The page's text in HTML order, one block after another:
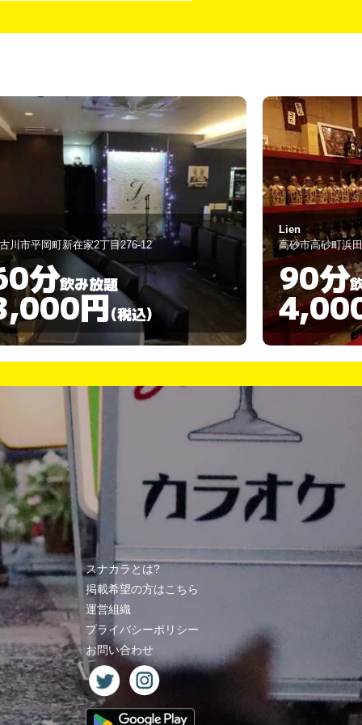
市高砂町浜田町2-5-13
分飲み放題
円(税込)
おばBar First
加古川市加古川
90分
スナカラとは?
掲載希望の方はこちら
運営組織
プライバシーポリシー
お問い合わせ